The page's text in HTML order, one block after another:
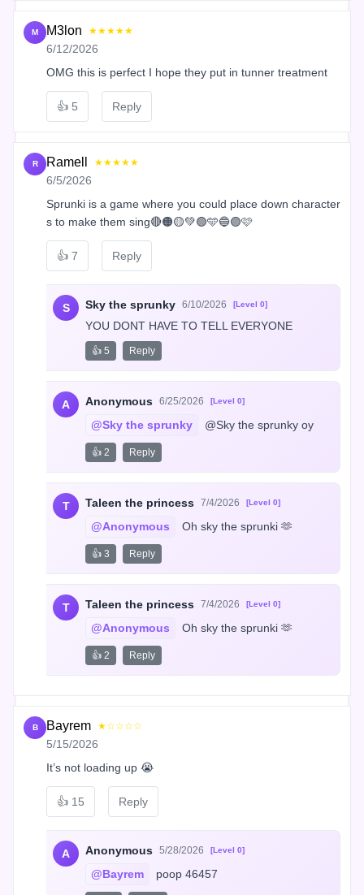
M M3lon ★★★★★
6/12/2026
OMG this is perfect I hope they put in tunner treatment
👍 5 Reply
R Ramell ★★★★★
6/5/2026
Sprunki is a game where you could place down character
s to make them sing🔴🟠🟡💚🟢🩵🔵🟣🩷
👍 7 Reply
S Sky the sprunky 6/10/2026 [Level 0]
YOU DONT HAVE TO TELL EVERYONE
👍 5 Reply
A Anonymous 6/25/2026 [Level 0]
@Sky the sprunky @Sky the sprunky oy
👍 2 Reply
T Taleen the princess 7/4/2026 [Level 0]
@Anonymous Oh sky the sprunki 🫶
👍 3 Reply
T Taleen the princess 7/4/2026 [Level 0]
@Anonymous Oh sky the sprunki 🫶
👍 2 Reply
B Bayrem ★☆☆☆☆
5/15/2026
It’s not loading up 😭
👍 15 Reply
A Anonymous 5/28/2026 [Level 0]
@Bayrem poop 46457